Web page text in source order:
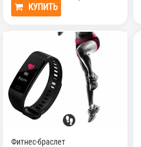
КУПИТЬ
Фитнес-браслет